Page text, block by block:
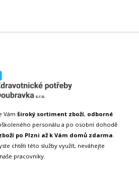
Vám široký sortiment zboží, odborné
personálu a po osobní dohodě
po Plzni až k Vám domů zdarma
chtěli této služby využít, neváhejte
pracovníky.